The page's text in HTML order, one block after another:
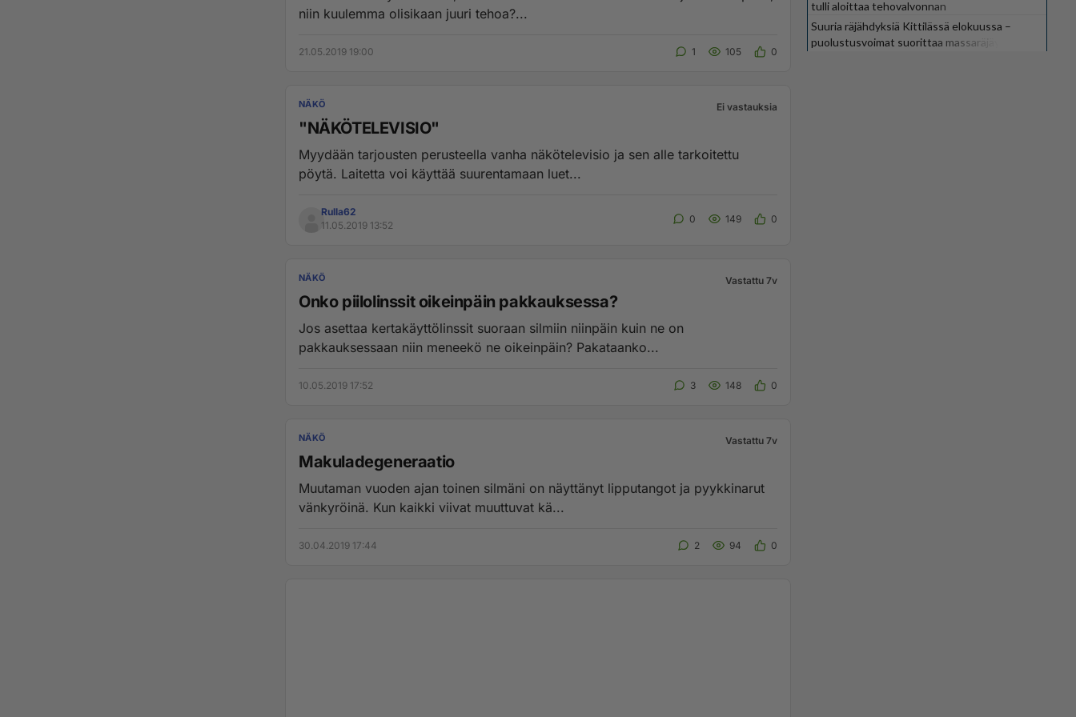
niin kuulemma olisikaan juuri tehoa?...
21.05.2019 19:00 1 105 0
NÄKÖ Ei vastauksia
"NÄKÖTELEVISIO"
Myydään tarjousten perusteella vanha näkötelevisio ja sen alle tarkoitettu
pöytä. Laitetta voi käyttää suurentamaan luet...
Rulla62
11.05.2019 13:52
0 149 0
NÄKÖ Vastattu 7v
Onko piilolinssit oikeinpäin pakkauksessa?
Jos asettaa kertakäyttölinssit suoraan silmiin niinpäin kuin ne on
pakkauksessaan niin meneekö ne oikeinpäin? Pakataanko...
10.05.2019 17:52 3 148 0
NÄKÖ Vastattu 7v
Makuladegeneraatio
Muutaman vuoden ajan toinen silmäni on näyttänyt lipputangot ja pyykkinarut
vänkyröinä. Kun kaikki viivat muuttuvat kä...
30.04.2019 17:44 2 94 0
tulli aloittaa tehovalvonnan
Suuria räjähdyksiä Kittilässä elokuussa –
puolustusvoimat suorittaa massaräjäytyksiä